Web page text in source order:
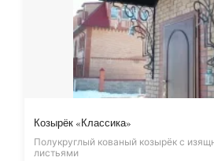
Козырёк «Классика»
Полукруглый кованый козырёк с
листьями